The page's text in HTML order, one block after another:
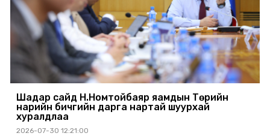
Шадар сайд Н.Номтойбаяр яамдын Төрийн
нарийн бичгийн дарга нартай шуурхай
хуралдлаа
2026-07-30 12:21:00